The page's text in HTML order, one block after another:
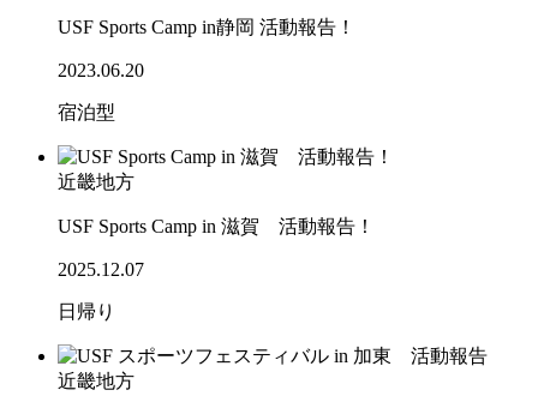
USF Sports Camp in静岡 活動報告！
2023.06.20
宿泊型
近畿地方
USF Sports Camp in 滋賀 活動報告！
2025.12.07
日帰り
近畿地方